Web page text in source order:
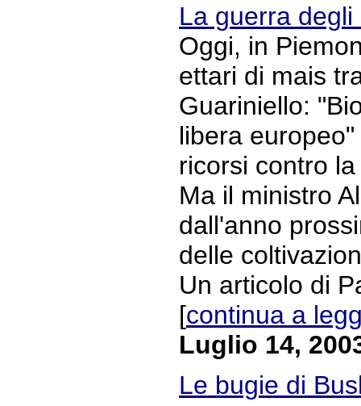
La guerra degli
Oggi, in
ettari di mais
Guariniello:
libera
ricorsi contro
Ma il ministro
dall'anno
delle
Un articolo di
[continua a
Luglio 14,
Le bugie di